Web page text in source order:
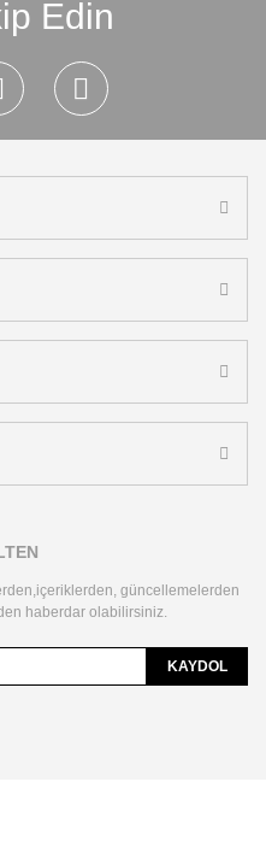
Edin
güncellemelerden
haberdar olabilirsiniz.
KAYDOL